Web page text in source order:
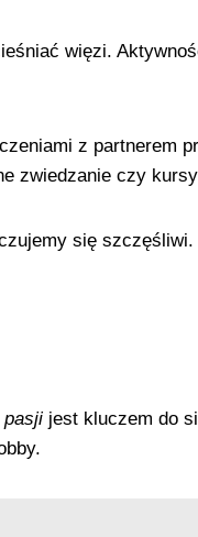
więzi.
z partnerem
zwiedzanie czy
się
pasji jest kluczem do